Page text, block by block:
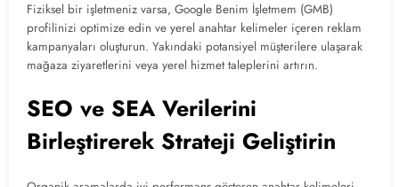
Fiziksel bir işletmeniz varsa, Google Benim İşletmem (GMB)
profilinizi optimize edin ve yerel anahtar kelimeler içeren reklam
kampanyaları oluşturun. Yakındaki potansiyel müşterilere ulaşarak
mağaza ziyaretlerini veya yerel hizmet taleplerini artırın.
SEO ve SEA Verilerini
Birleştirerek Strateji Geliştirin